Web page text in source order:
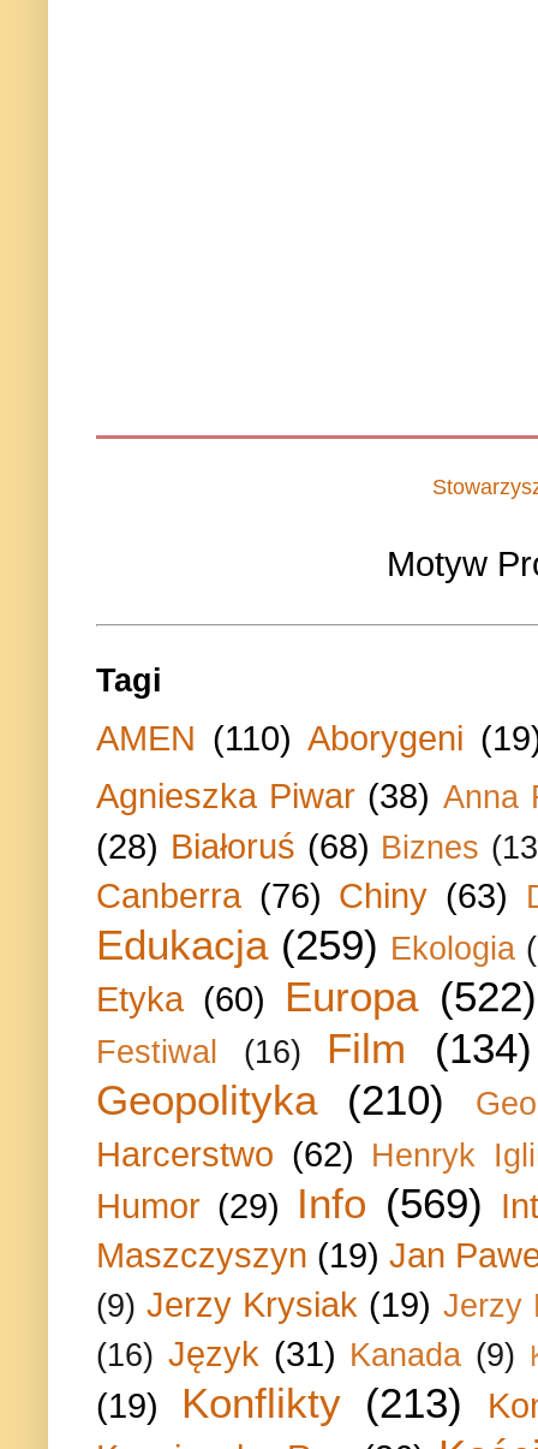
Motyw
Tagi
AMEN (110) Aborygeni
Agnieszka Piwar (38) Anna
(28) Białoruś (68) Biznes
Canberra (76) Chiny (63)
Edukacja (259) Ekologia
Etyka (60) Europa (522)
Festiwal (16) Film
(134)
Geopolityka
(210)
Harcerstwo (62) Henryk
Humor (29) Info (569)
Maszczyszyn (19) Jan
(9) Jerzy Krysiak (19) Jerzy
(16) Język (31) Kanada (9)
(19) Konflikty (213)